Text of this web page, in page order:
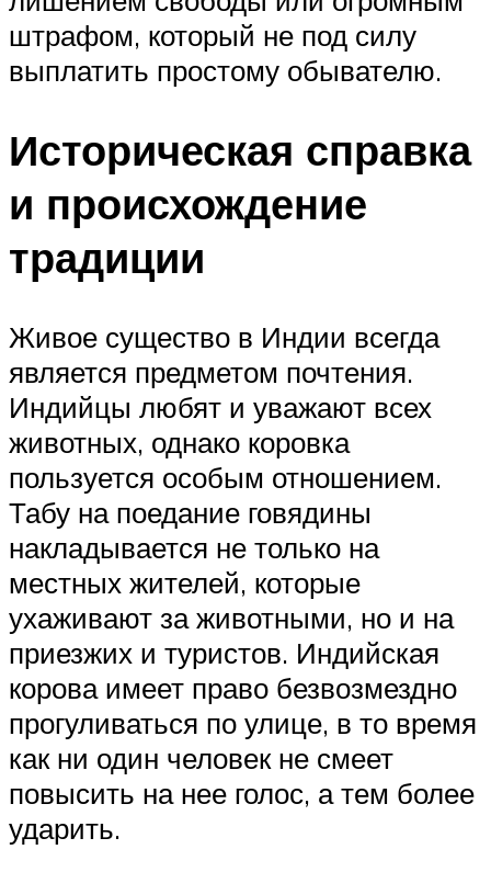
штрафом, который не под силу
выплатить простому обывателю.
Историческая справка
и происхождение
традиции
Живое существо в Индии всегда
является предметом почтения.
Индийцы любят и уважают всех
животных, однако коровка
пользуется особым отношением.
Табу на поедание говядины
накладывается не только на
местных жителей, которые
ухаживают за животными, но и на
приезжих и туристов. Индийская
корова имеет право безвозмездно
прогуливаться по улице, в то время
как ни один человек не смеет
повысить на нее голос, а тем более
ударить.